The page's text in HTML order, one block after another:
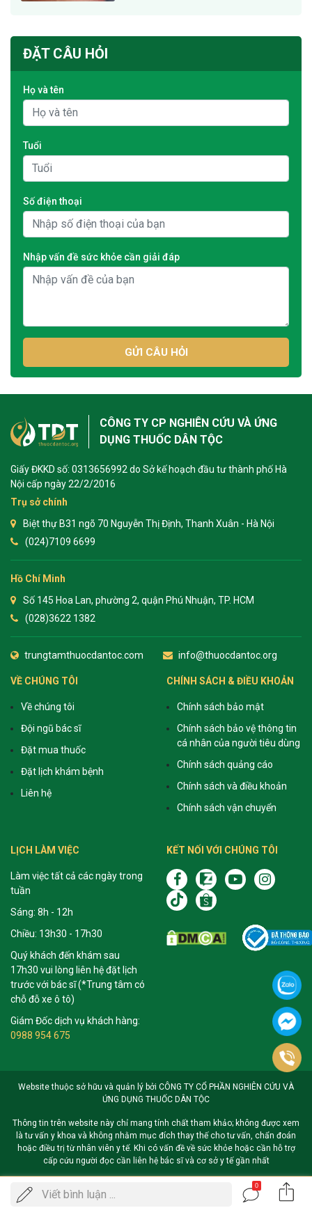
ĐẶT CÂU HỎI
Họ và tên
Tuổi
Số điện thoại
Nhập vấn đề sức khỏe cần giải đáp
GỬI CÂU HỎI
Viết bình luận ...
0
CÔNG TY CP NGHIÊN CỨU VÀ ỨNG
DỤNG THUỐC DÂN TỘC
Giấy ĐKKD số: 0313656992 do Sở kế hoạch đầu tư thành phố Hà
Nội cấp ngày 22/2/2016
Trụ sở chính
Biệt thự B31 ngõ 70 Nguyễn Thị Định, Thanh Xuân - Hà Nội
(024)7109 6699
Hồ Chí Minh
Số 145 Hoa Lan, phường 2, quận Phú Nhuận, TP. HCM
(028)3622 1382
trungtamthuocdantoc.com info@thuocdantoc.org
VỀ CHÚNG TÔI
Về chúng tôi
Đội ngũ bác sĩ
Đặt mua thuốc
Đặt lịch khám bệnh
Liên hệ
CHÍNH SÁCH & ĐIỀU KHOẢN
Chính sách bảo mật
Chính sách bảo vệ thông tin
cá nhân của người tiêu dùng
Chính sách quảng cáo
Chính sách và điều khoản
Chính sách vận chuyển
LỊCH LÀM VIỆC
Làm việc tất cả các ngày trong
tuần
Sáng: 8h - 12h
Chiều: 13h30 - 17h30
Quý khách đến khám sau
17h30 vui lòng liên hệ đặt lịch
trước với bác sĩ (*Trung tâm có
chỗ đỗ xe ô tô)
Giám Đốc dịch vụ khách hàng:
0988 954 675
KẾT NỐI VỚI CHÚNG TÔI
Website thuộc sở hữu và quản lý bởi CÔNG TY CỔ PHẦN NGHIÊN CỨU VÀ
ỨNG DỤNG THUỐC DÂN TỘC
Thông tin trên website này chỉ mang tính chất tham khảo; không được xem
là tư vấn y khoa và không nhằm mục đích thay thế cho tư vấn, chẩn đoán
hoặc điều trị từ nhân viên y tế. Khi có vấn đề về sức khỏe hoặc cần hỗ trợ
cấp cứu người đọc cần liên hệ bác sĩ và cơ sở y tế gần nhất
Gọi
ĐẶT LỊCH KHÁM